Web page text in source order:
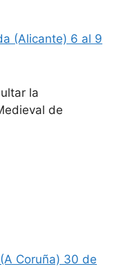
(Alicante) 6 al 9
la
de
Coruña) 30 de